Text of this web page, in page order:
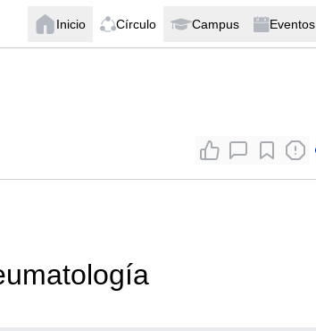
Inicio Círculo Campus Eventos